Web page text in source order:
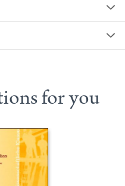
for you